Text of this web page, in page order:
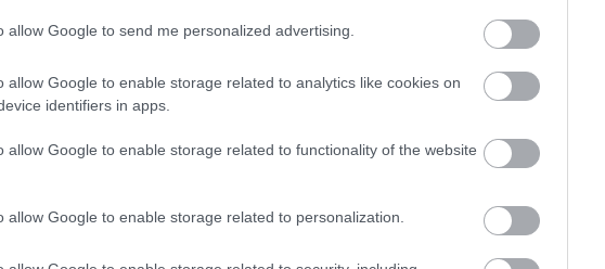
allow Google to send me personalized advertising.
allow Google to enable storage related to analytics like cookies on
identifiers in apps.
allow Google to enable storage related to functionality of the website
allow Google to enable storage related to personalization.
συντροφιά στο ασανσέρ του πύργου του Άιφελ; Αν και η στατιστική
μέρος σας, δοκιμάστε τις συμβουλές μας για το πώς μπορείτε να
στα πιο πολυσύχναστα σημεία της Ευρώπης. Ίσως τα
πάτε:Πρόκειται για ένα από τα διασημότερα έργα ζωγραφικής (και